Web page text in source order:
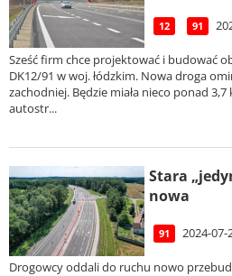
12 91
Sześć firm chce projektować i budować
DK12/91 w woj. łódzkim. Nowa droga
zachodniej. Będzie miała nieco ponad
autostr...
Stara
nowa
91 2024-
Drogowcy oddali do ruchu nowo